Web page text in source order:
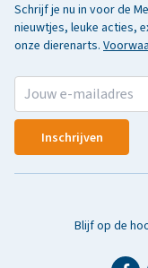
Schrijf je nu in voor de
nieuwtjes, leuke acties,
onze dierenarts.
Inschrijven
Blijf op de